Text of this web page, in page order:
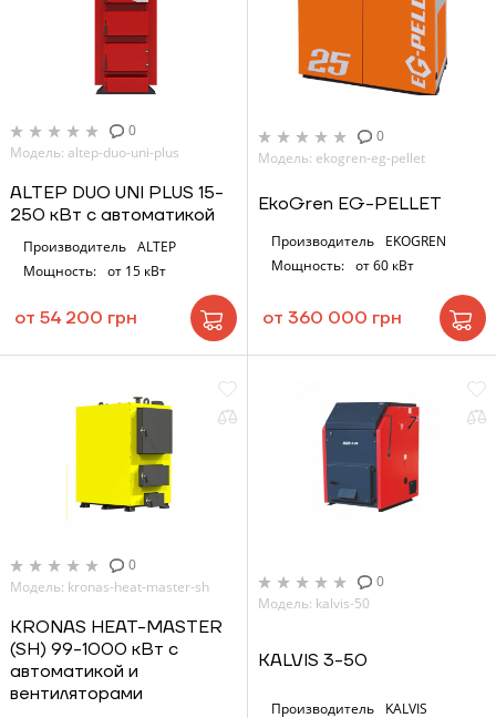
0
Модель: altep-duo-uni-plus
ALTEP DUO UNI PLUS 15-
250 кВт с автоматикой
Производитель ALTEP
Мощность: от 15 кВт
от 54 200 грн
0
Модель: ekogren-eg-pellet
EkoGren EG-PELLET
Производитель
EKOGREN
Мощность: от 60 кВт
от 360 000 грн
0
Модель: kronas-heat-master-sh
KRONAS HEAT-MASTER
(SH) 99-1000 кВт с
автоматикой и
вентиляторами
0
Модель: kalvis-50
KALVIS 3-50
Производитель KALVIS